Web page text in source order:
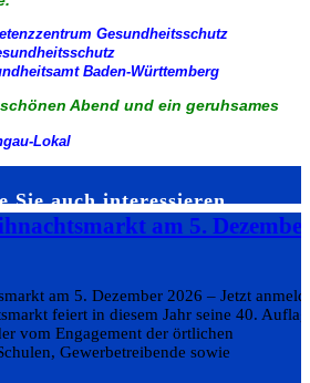
Gesundheitsschutz
Baden-Württemberg
Abend und ein geruhsames
Lokal
Sie auch interessieren…
am 5.
am 5. Dezember 2026 – Jetzt
feiert in diesem Jahr seine 40.
vom Engagement der örtlichen
Gewerbetreibende sowie